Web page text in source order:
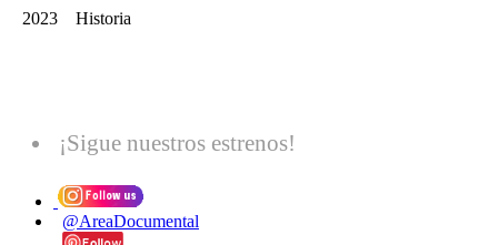
2023 Historia
¡Sigue nuestros estrenos!
@AreaDocumental